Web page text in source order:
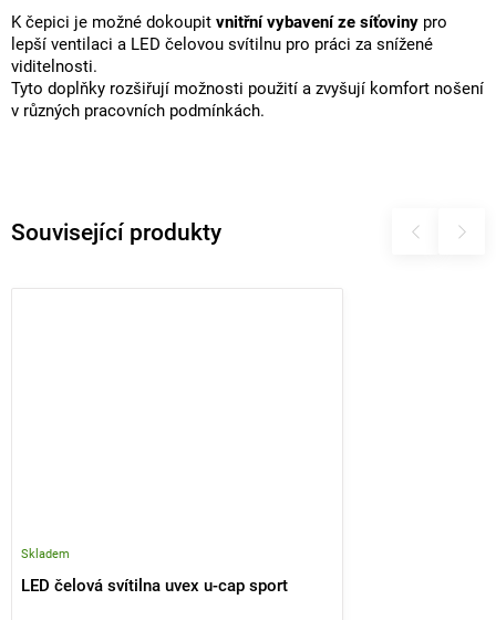
Související produkty
LED čelová svítilna uvex u-cap sport
Skladem
K čepici je možné dokoupit vnitřní vybavení ze síťoviny pro
lepší ventilaci a LED čelovou svítilnu pro práci za snížené
viditelnosti.
Tyto doplňky rozšiřují možnosti použití a zvyšují komfort nošení
v různých pracovních podmínkách.